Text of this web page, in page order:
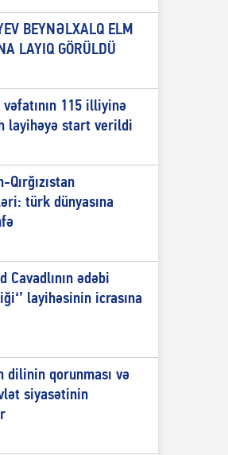
BEYNƏLXALQ ELM
LAYIQ GÖRÜLDÜ
115 illiyinə
layihəyə start verildi
türk dünyasına
Cavadlının ədəbi
layihəsinin icrasına
dilinin qorunması və
siyasətinin